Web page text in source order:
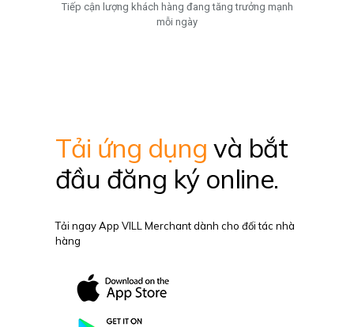
Tiếp cận lượng khách hàng đang tăng trưởng mạnh
mỗi ngày
Tải ứng dụng và bắt
đầu đăng ký online.
Tải ngay App VILL Merchant dành cho đối tác nhà
hàng